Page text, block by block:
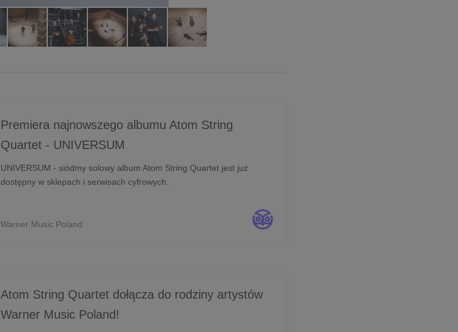
Premiera najnowszego albumu Atom String
Quartet - UNIVERSUM
UNIVERSUM - siódmy solowy album Atom String Quartet jest już
dostępny w sklepach i serwisach cyfrowych.
Warner Music Poland
Atom String Quartet dołącza do rodziny artystów
Warner Music Poland!